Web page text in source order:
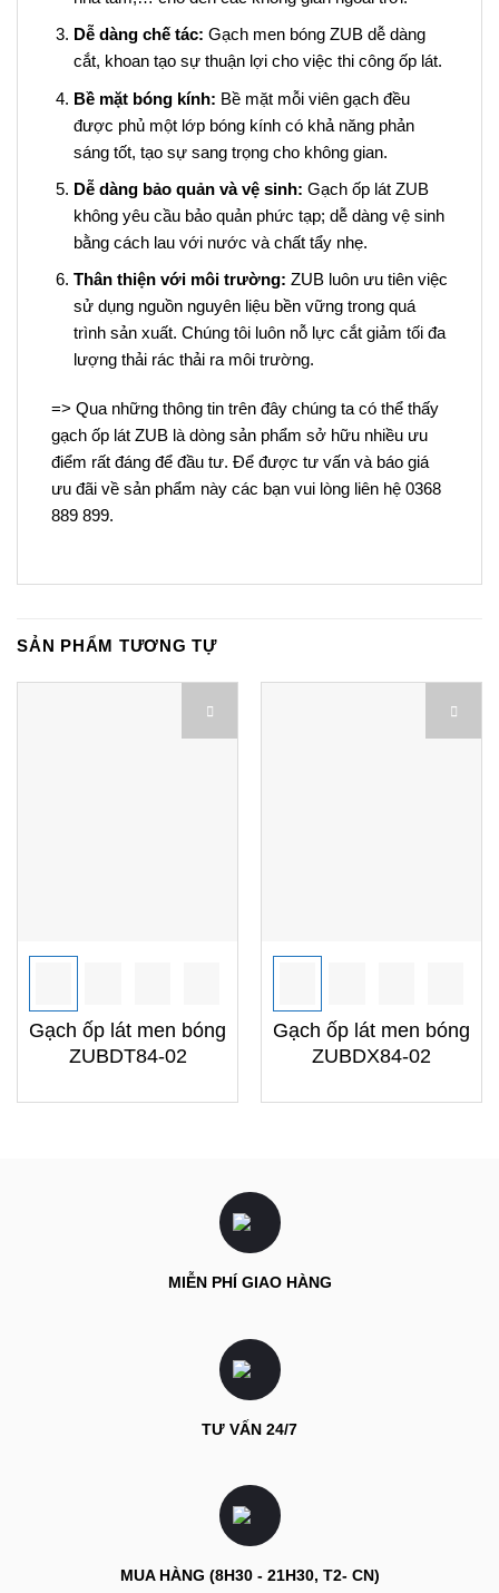
Dễ dàng chế tác: Gạch men bóng ZUB dễ dàng
cắt, khoan tạo sự thuận lợi cho việc thi công ốp lát.
Bề mặt bóng kính: Bề mặt mỗi viên gạch đều
được phủ một lớp bóng kính có khả năng phản
sáng tốt, tạo sự sang trọng cho không gian.
Dễ dàng bảo quản và vệ sinh: Gạch ốp lát ZUB
không yêu cầu bảo quản phức tạp; dễ dàng vệ sinh
bằng cách lau với nước và chất tẩy nhẹ.
Thân thiện với môi trường: ZUB luôn ưu tiên việc
sử dụng nguồn nguyên liệu bền vững trong quá
trình sản xuất. Chúng tôi luôn nỗ lực cắt giảm tối đa
lượng thải rác thải ra môi trường.
=> Qua những thông tin trên đây chúng ta có thể thấy
gạch ốp lát ZUB là dòng sản phẩm sở hữu nhiều ưu
điểm rất đáng để đầu tư. Để được tư vấn và báo giá
ưu đãi về sản phẩm này các bạn vui lòng liên hệ 0368
889 899.
SẢN PHẨM TƯƠNG TỰ
Gạch ốp lát men bóng
ZUBDT84-02
Gạch ốp lát men bóng
ZUBDX84-02
MIỄN PHÍ GIAO HÀNG
TƯ VẤN 24/7
MUA HÀNG (8H30 - 21H30, T2- CN)